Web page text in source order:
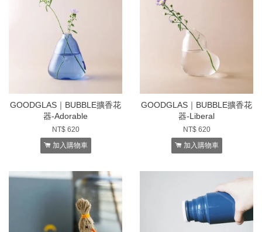
GOODGLAS｜BUBBLE擴香花
器-Adorable
NT$ 620
加入購物車
GOODGLAS｜BUBBLE擴香花
器-Liberal
NT$ 620
加入購物車